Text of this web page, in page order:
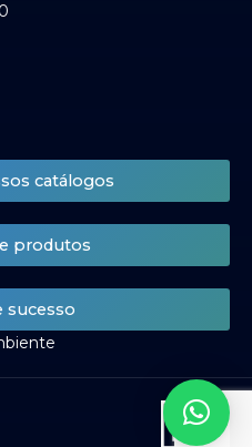
catálogos
produtos
sucesso